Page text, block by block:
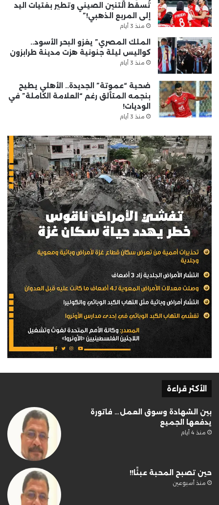
تُسقط التنين الصيني وتطير بفتيات اليد
إلى المربع الذهبي!”
منذ 3 أيام
الملك المصري” يغزو البحر الأسود..
كواليس ليلة جنونية هزت مدينة طرابزون
منذ 3 أيام
ضحية “عموتة” الجديدة.. الأهلي يطيح
بنجمه المتألق رغم “العلامة الكاملة” في
الوديات!
منذ 3 أيام
الأكثر قراءة
بين الشهادة وسوق العمل… فاتورة
يدفعها الجميع
منذ 4 أيام
حين تصبح المحبة عبئًا!!
منذ أسبوعين